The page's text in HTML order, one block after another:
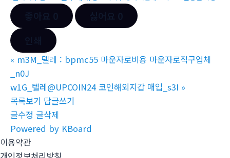
« m3M_텔레 : bpmc55 마운자로비용 마운자로직구업체
_n0J
w1G_텔레@UPCOIN24 코인해외지갑 매입_s3I »
목록보기 답글쓰기
글수정 글삭제
Powered by KBoard
이용약관